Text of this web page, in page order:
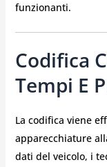
funzionanti.
Codifica
Tempi E
La codifica viene
apparecchiature
dati del veicolo, i